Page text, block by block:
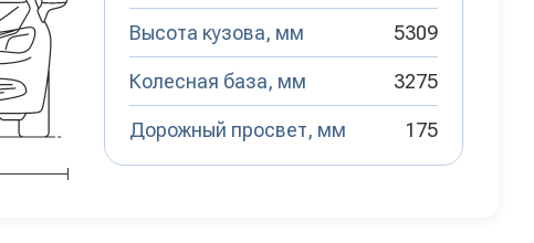
Высота кузова, мм 5309
Колесная база, мм 3275
Дорожный просвет, мм 175